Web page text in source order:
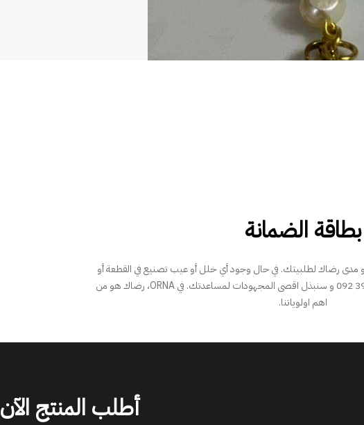
بطاقة الضمانة
و مدى رضاك لطلبيتك. في حال وجود أي خلل أو عيب تصنيع في القطعة أو
شكوى، نرجو التواصل معنا عبر: 4645 395 092 و سنبذل اقصى المجهودات لمساعدتك. في ORNA، رضاك هو من
اهم اولوياتنا.
أطلب المنتج الآن